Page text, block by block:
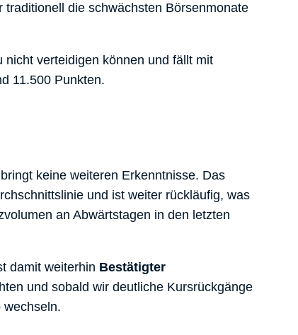
die schwächsten Börsenmonate
verteidigen können und fällt mit
11.500 Punkten.
keine weiteren Erkenntnisse. Das
und ist weiter rückläufig, was
an Abwärtstagen in den letzten
damit weiterhin Bestätigter
und sobald wir deutliche Kursrückgänge
wechseln.